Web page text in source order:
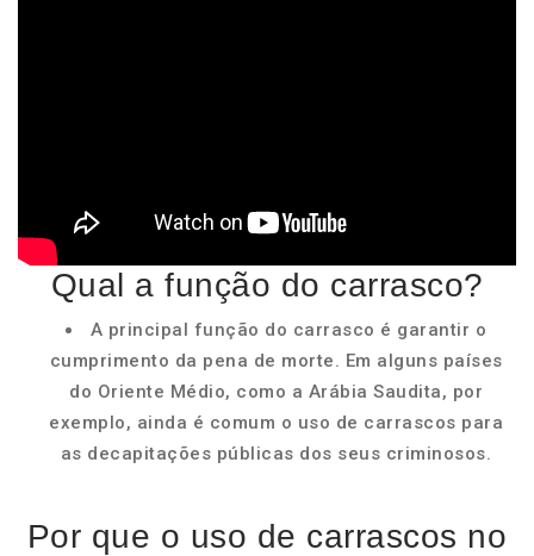
Qual a função do carrasco?
A principal função do carrasco é garantir o
cumprimento da pena de morte. Em alguns países
do Oriente Médio, como a Arábia Saudita, por
exemplo, ainda é comum o uso de carrascos para
as decapitações públicas dos seus criminosos.
Por que o uso de carrascos no